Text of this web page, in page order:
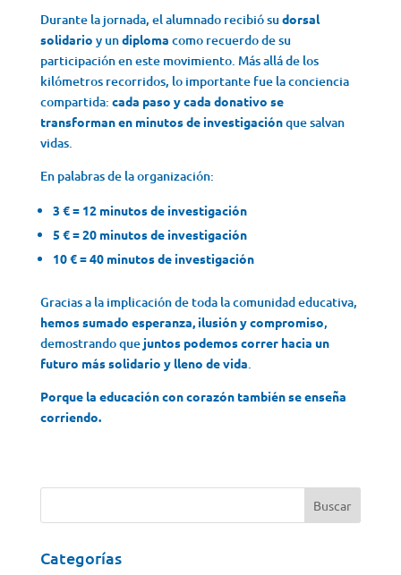
Durante la jornada, el alumnado recibió su dorsal
solidario y undiploma como recuerdo de su
participación en este movimiento. Más allá de los
kilómetros recorridos, lo importante fue la conciencia
compartida: cada paso y cada donativo se
transforman en minutos de investigaciónque salvan
vidas.
En palabras de la organización:
3 € = 12 minutos de investigación
5 € = 20 minutos de investigación
10 € = 40 minutos de investigación
Gracias a la implicación de toda la comunidad educativa,
hemos sumado esperanza, ilusión y compromiso,
demostrando que juntos podemos correr hacia un
futuro más solidario y lleno de vida.
Porque la educación con corazón también se enseña
corriendo.
Categorías